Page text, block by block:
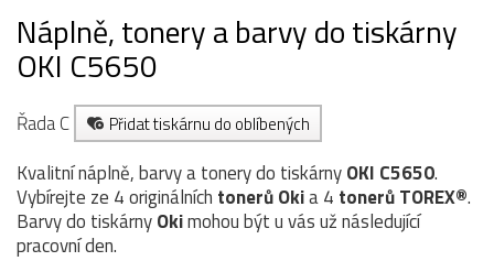
Náplně, tonery a barvy do tiskárny
OKI C5650
Řada C Přidat tiskárnu do oblíbených
Kvalitní náplně, barvy a tonery do tiskárnyOKI C5650.
Vybírejte ze 4 originálních tonerůOkia 4 tonerů TOREX®.
Barvy do tiskárnyOkimohou být u vás už následující
pracovní den.